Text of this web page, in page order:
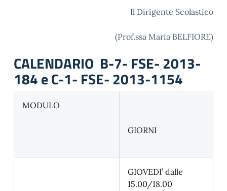
Il Dirigente Scolastico
(Prof.ssa Maria BELFIORE)
CALENDARIO B-7- FSE- 2013-
184 e C-1- FSE- 2013-1154
MODULO
GIORNI
GIOVEDI’ dalle
15.00/18.00